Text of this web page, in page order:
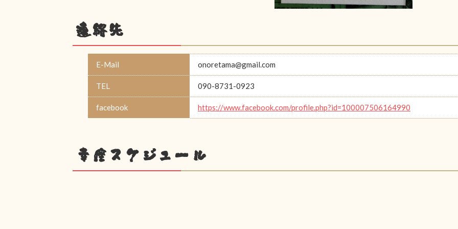
連絡先
E-Mail onoretama@gmail.com
TEL 090-8731-0923
facebook https://www.facebook.com/profile.php?id=100007506164990
幸座スケジュール